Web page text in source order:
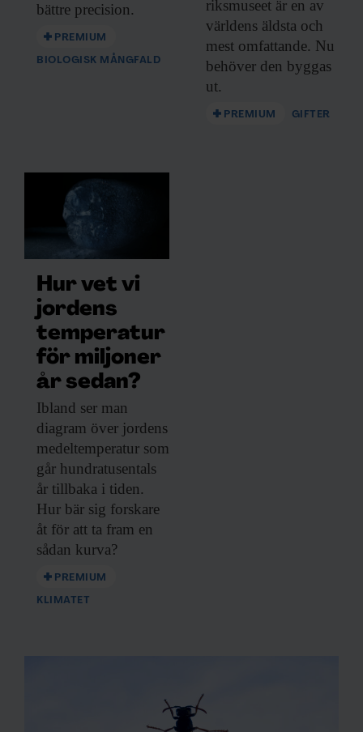
bättre precision.
PREMIUM
BIOLOGISK MÅNGFALD
riksmuseet är en av
världens äldsta och
mest omfattande. Nu
behöver den byggas
ut.
PREMIUM GIFTER
Hur vet vi
jordens
temperatur
för miljoner
år sedan?
Ibland ser man
diagram över jordens
medeltemperatur som
går hundratusentals
år tillbaka i tiden.
Hur bär sig forskare
åt för att ta fram en
sådan kurva?
PREMIUM
KLIMATET